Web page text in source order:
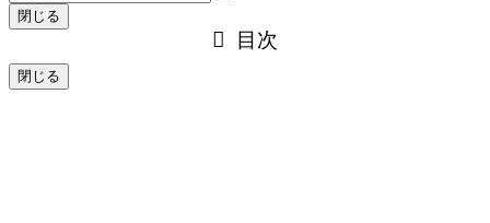
閉じる
目次
閉じる